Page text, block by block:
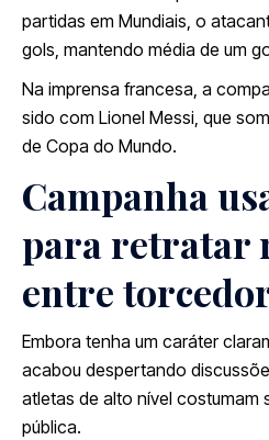
partidas em Mundiais, o
gols, mantendo média de um
Na imprensa francesa, a
sido com Lionel Messi, que
de Copa do Mundo.
Campanha
para retratar
entre
Embora tenha um caráter
acabou despertando
atletas de alto nível costumam
pública.